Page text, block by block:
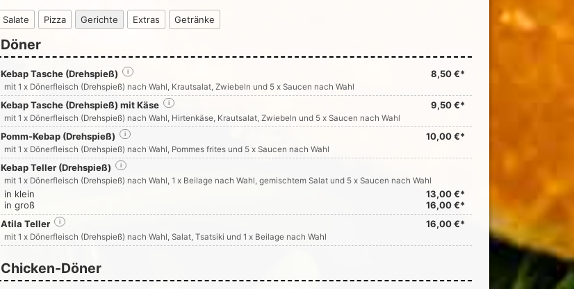
Salate Pizza Gerichte Extras Getränke
Döner
Kebap Tasche (Drehspieß) 8,50 €*
i
mit 1 x Dönerfleisch (Drehspieß) nach Wahl, Krautsalat, Zwiebeln und 5 x Saucen nach Wahl
Kebap Tasche (Drehspieß) mit Käse 9,50 €*
i
mit 1 x Dönerfleisch (Drehspieß) nach Wahl, Hirtenkäse, Krautsalat, Zwiebeln und 5 x Saucen nach Wahl
Pomm-Kebap (Drehspieß) 10,00 €*
i
mit 1 x Dönerfleisch (Drehspieß) nach Wahl, Pommes frites und 5 x Saucen nach Wahl
Kebap Teller (Drehspieß) i
mit 1 x Dönerfleisch (Drehspieß) nach Wahl, 1 x Beilage nach Wahl, gemischtem Salat und 5 x Saucen nach Wahl
in klein
13,00 €*
in groß
16,00 €*
Atila Teller
16,00 €*
i
mit 1 x Dönerfleisch (Drehspieß) nach Wahl, Salat, Tsatsiki und 1 x Beilage nach Wahl
Chicken-Döner